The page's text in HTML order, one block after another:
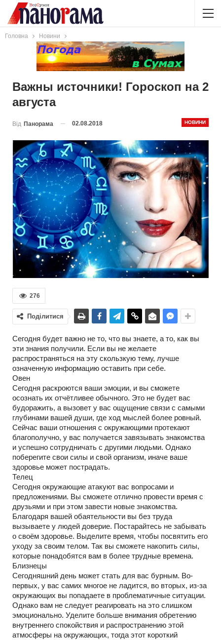
Головна Новини
Важны источники! Гороскоп на 2
августа
НОВИНИ
Від Панорама 02.08.2018
276
Поділитися
Сегодня будет важно не то, что вы знаете, а то, как вы
эти знания получили. Если вы не желаете
распространяться на эту скользкую тему, лучше
означенную информацию оставить при себе.
Овен
Сегодня раскроются ваши эмоции, и вы сможете
осознать их отчётливее обычного. Это не будет вас
будоражить, а вызовет у вас ощущение связи с самыми
глубинами вашей души, где ход мыслей более ровный.
Сейчас ваши отношения с окружающими протекают
благополучно, у вас получается завязывать знакомства
и успешно сотрудничать с другими людьми. Однако
поберегите свои силы и свой организм, иначе ваше
здоровье может пострадать.
Телец
Сегодня окружающие атакуют вас вопросами и
предложениями. Вы сможете отлично провести время с
друзьями и при этом завести новые знакомства.
Благодаря вашей обаятельности вы без труда
вызываете у людей доверие. Постарайтесь не забывать
о своём здоровье. Выделите время, чтобы посвятить его
уходу за своим телом. Так вы сможете накопить силы,
которые понадобятся вам в более трудные времена.
Близнецы
Сегодняшний день может стать для вас бурным. Во-
первых, у вас самих многое не ладится, во вторых, из-за
окружающих вы попадаете в проблематичные ситуации.
Однако вам не следует реагировать на это слишком
эмоционально. Уделите больше внимания обретению
внутреннего спокойствия и распространению этой
атмосферы на окружающих, тогда этот короткий